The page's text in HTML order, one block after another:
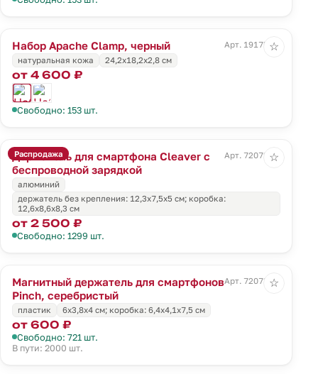
Набор Apache Clamp, черный
Арт. 19175.30
натуральная кожа
24,2х18,2х2,8 см
от 4 600 ₽
Свободно: 153 шт.
☆
Распродажа
Держатель для смартфона Cleaver с
беспроводной зарядкой
Арт. 72072.10
алюминий
держатель без крепления: 12,3х7,5х5 см; коробка:
12,6х8,6х8,3 см
от 2 500 ₽
Свободно: 1299 шт.
☆
Магнитный держатель для смартфонов
Pinch, серебристый
Арт. 72073.10
пластик 6х3,8х4 см; коробка: 6,4х4,1х7,5 см
от 600 ₽
Свободно: 721 шт.
В пути: 2000 шт.
☆